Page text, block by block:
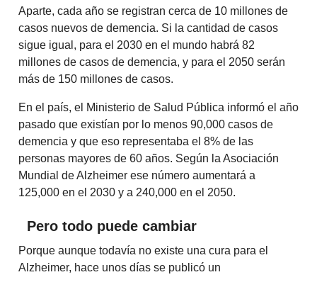
Aparte, cada año se registran cerca de 10 millones de
casos nuevos de demencia. Si la cantidad de casos
sigue igual, para el 2030 en el mundo habrá 82
millones de casos de demencia, y para el 2050 serán
más de 150 millones de casos.
En el país, el Ministerio de Salud Pública informó el año
pasado que existían por lo menos 90,000 casos de
demencia y que eso representaba el 8% de las
personas mayores de 60 años. Según la Asociación
Mundial de Alzheimer ese número aumentará a
125,000 en el 2030 y a 240,000 en el 2050.
Pero todo puede cambiar
Porque aunque todavía no existe una cura para el
Alzheimer, hace unos días se publicó un